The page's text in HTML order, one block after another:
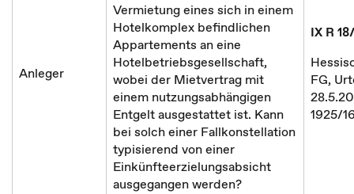
Anleger
Vermietung eines sich in einem
Hotelkomplex befindlichen
Appartements an eine
Hotelbetriebsgesellschaft,
wobei der Mietvertrag mit
einem nutzungsabhängigen
Entgelt ausgestattet ist. Kann
bei solch einer Fallkonstellation
typisierend von einer
Einkünfteerzielungsabsicht
ausgegangen werden?
IX R
FG,
1925/